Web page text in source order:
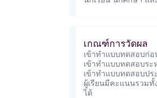
เกณฑ์การวัดผล
เข้าทำแบบทดสอบก่อ
เข้าทำแบบทดสอบระ
เข้าทำแบบทดสอบป
ผู้เรียนมีคะแนนรวม
ได้